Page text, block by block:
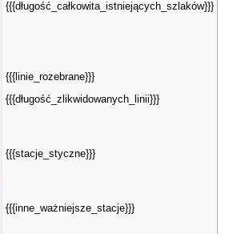
{{{długość_całkowita_istniejących_szlaków}}}
{{{linie_rozebrane}}}
{{{długość_zlikwidowanych_linii}}}
{{{stacje_styczne}}}
{{{inne_ważniejsze_stacje}}}